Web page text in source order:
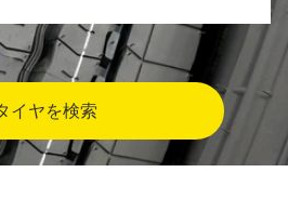
イヤを検索